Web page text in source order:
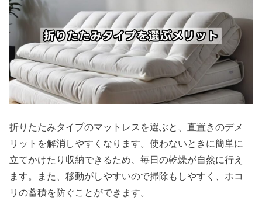
折りたたみタイプのマットレスを選ぶと、直置きのデメ
リットを解消しやすくなります。使わないときに簡単に
立てかけたり収納できるため、毎日の乾燥が自然に行え
ます。また、移動がしやすいので掃除もしやすく、ホコ
リの蓄積を防ぐことができます。